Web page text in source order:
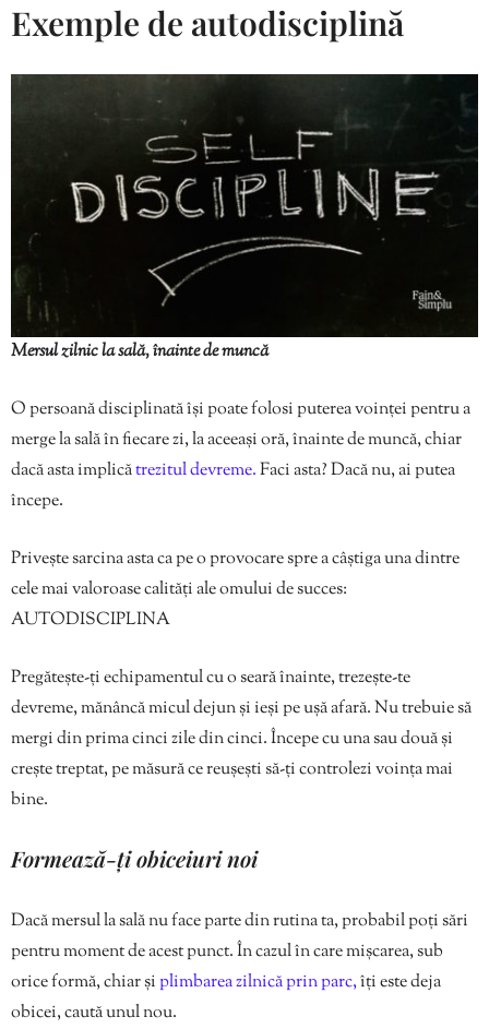
Exemple de autodisciplină
Mersul zilnic la sală, înainte de muncă
O persoană disciplinată își poate folosi puterea voinței pentru a
merge la sală în fiecare zi, la aceeași oră, înainte de muncă, chiar
dacă asta implicătrezitul devreme.Faci asta? Dacă nu, ai putea
începe.
Privește sarcina asta ca pe o provocare spre a câștiga una dintre
cele mai valoroase calități ale omului de succes:
AUTODISCIPLINA
Pregătește-ți echipamentul cu o seară înainte, trezește-te
devreme, mănâncă micul dejun și ieși pe ușă afară. Nu trebuie să
mergi din prima cinci zile din cinci. Începe cu una sau două și
crește treptat, pe măsură ce reușești să-ți controlezi voința mai
bine.
Formează-ți obiceiuri noi
Dacă mersul la sală nu face parte din rutina ta, probabil poți sări
pentru moment de acest punct. În cazul în care mișcarea, sub
orice formă, chiar șiplimbarea zilnică prin parc,îți este deja
obicei, caută unul nou.